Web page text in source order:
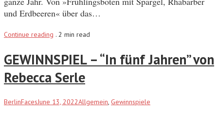
und Erdbeeren« über das…
Continue reading . 2 min read
GEWINNSPIEL – “In fünf Jahren” von
Rebecca Serle
BerlinFacesJune 13, 2022Allgemein, Gewinnspiele